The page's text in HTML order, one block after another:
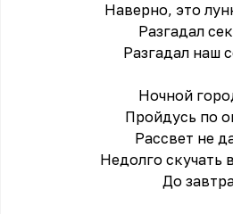
Наверно, это
Разгадал
Разгадал наш
Ночной
Пройдусь по
Рассвет не
Недолго скучать
До